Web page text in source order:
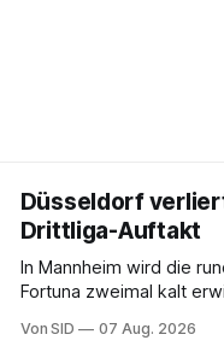
Düsseldorf
Drittliga-Auftakt
In Mannheim wird die
Fortuna zweimal kalt
Anfangsphase sorgt für
Von SID 07 Aug. 2026